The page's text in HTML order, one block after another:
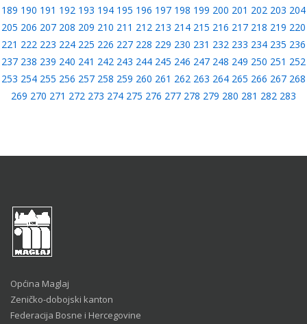
189 190 191 192 193 194 195 196 197 198 199 200 201 202 203 204
205 206 207 208 209 210 211 212 213 214 215 216 217 218 219 220
221 222 223 224 225 226 227 228 229 230 231 232 233 234 235 236
237 238 239 240 241 242 243 244 245 246 247 248 249 250 251 252
253 254 255 256 257 258 259 260 261 262 263 264 265 266 267 268
269 270 271 272 273 274 275 276 277 278 279 280 281 282 283
Općina Maglaj
Zeničko-dobojski kanton
Federacija Bosne i Hercegovine